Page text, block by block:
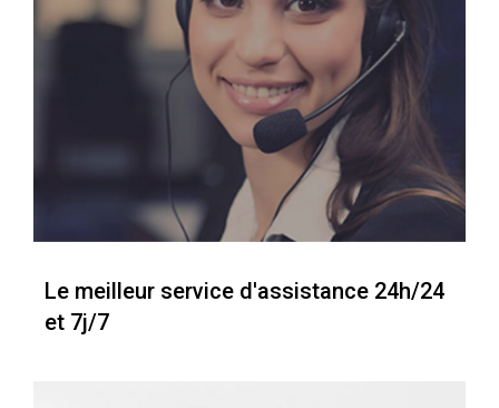
Le meilleur service d'assistance 24h/24
et 7j/7